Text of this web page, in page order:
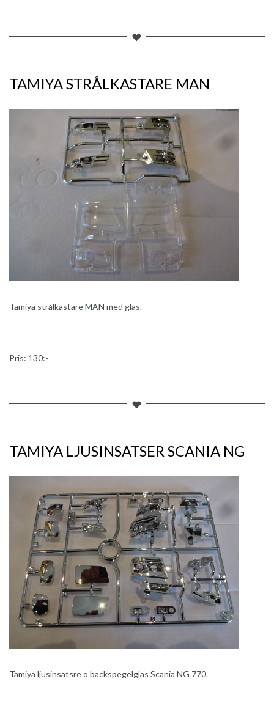
TAMIYA STRÅLKASTARE MAN
Tamiya strålkastare MAN med glas.
Pris: 130:-
TAMIYA LJUSINSATSER SCANIA NG
Tamiya ljusinsatsre o backspegelglas Scania NG 770.